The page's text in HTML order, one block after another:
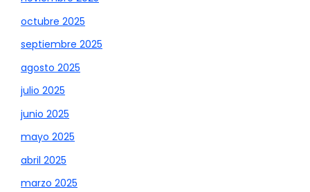
octubre 2025
septiembre 2025
agosto 2025
julio 2025
junio 2025
mayo 2025
abril 2025
marzo 2025